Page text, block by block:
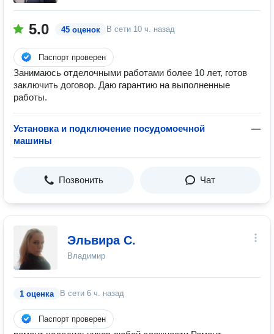
5.0 45 оценок В сети 10 ч. назад
Паспорт проверен
Занимаюсь отделочными работами более 10 лет, готов
заключить договор. Даю гарантию на выполненные
работы.
Установка и подключение посудомоечной
машины
—
Позвонить Чат
Эльвира С.
Владимир
1 оценка В сети 6 ч. назад
Паспорт проверен